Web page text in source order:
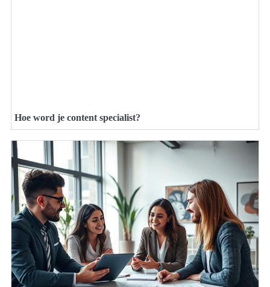
Hoe word je content specialist?